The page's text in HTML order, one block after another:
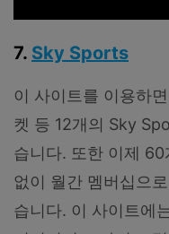
7. Sky Sports
이 사이트를 이용하
켓 등 12개의 Sky
습니다. 또한 이제
없이 월간 멤버십으
습니다. 이 사이트에